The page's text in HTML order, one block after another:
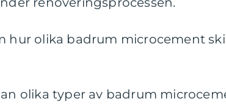
hur olika badrum microcement
olika typer av badrum